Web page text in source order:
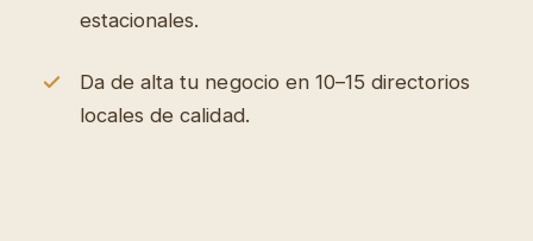
estacionales.
Da de alta tu negocio en 10–15 directorios
locales de calidad.